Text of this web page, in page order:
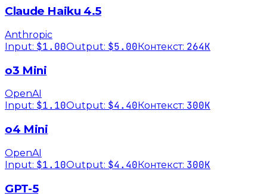
Claude Haiku 4.5
Anthropic
Input: $1.00Output: $5.00Контекст: 264K
o3 Mini
OpenAI
Input: $1.10Output: $4.40 Контекст: 300K
o4 Mini
OpenAI
Input: $1.10Output: $4.40Контекст: 300K
GPT-5